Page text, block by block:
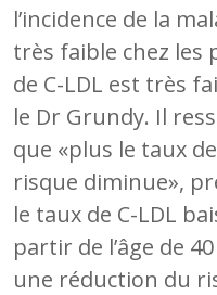
l’incidence de la
très faible chez les
de C-LDL est très
le Dr Grundy. Il
que «plus le taux
risque diminue»,
le taux de C-LDL
partir de l’âge de
une réduction du